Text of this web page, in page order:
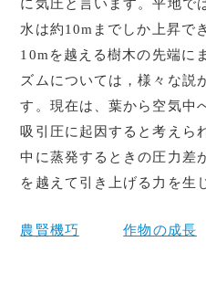
水は約10mまでしか上昇で
10mを越える樹木の先端に
ズムについては，様々な説
す。現在は、葉から空気中
吸引圧に起因すると考えら
中に蒸発するときの圧力差
を越えて引き上げる力を生
農賢機巧 作物の成長